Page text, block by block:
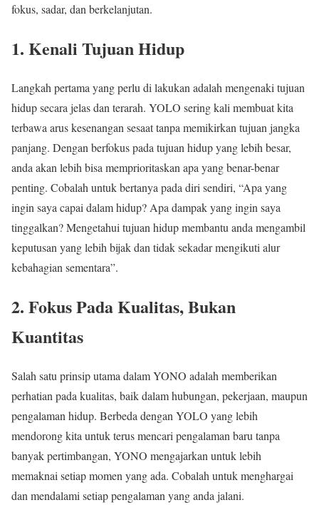
fokus, sadar, dan berkelanjutan.
1. Kenali Tujuan Hidup
Langkah pertama yang perlu di lakukan adalah mengenaki tujuan
hidup secara jelas dan terarah. YOLO sering kali membuat kita
terbawa arus kesenangan sesaat tanpa memikirkan tujuan jangka
panjang. Dengan berfokus pada tujuan hidup yang lebih besar,
anda akan lebih bisa memprioritaskan apa yang benar-benar
penting. Cobalah untuk bertanya pada diri sendiri, “Apa yang
ingin saya capai dalam hidup? Apa dampak yang ingin saya
tinggalkan? Mengetahui tujuan hidup membantu anda mengambil
keputusan yang lebih bijak dan tidak sekadar mengikuti alur
kebahagian sementara”.
2. Fokus Pada Kualitas, Bukan
Kuantitas
Salah satu prinsip utama dalam YONO adalah memberikan
perhatian pada kualitas, baik dalam hubungan, pekerjaan, maupun
pengalaman hidup. Berbeda dengan YOLO yang lebih
mendorong kita untuk terus mencari pengalaman baru tanpa
banyak pertimbangan, YONO mengajarkan untuk lebih
memaknai setiap momen yang ada. Cobalah untuk menghargai
dan mendalami setiap pengalaman yang anda jalani.